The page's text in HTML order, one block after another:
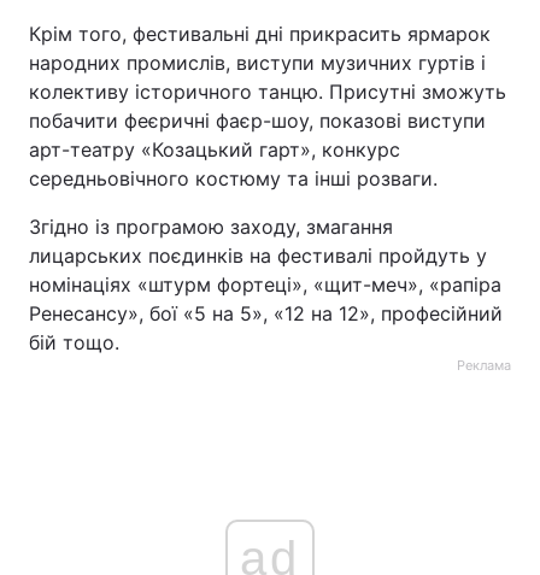
Крім того, фестивальні дні прикрасить ярмарок
народних промислів, виступи музичних гуртів і
колективу історичного танцю. Присутні зможуть
побачити феєричні фаєр-шоу, показові виступи
арт-театру «Козацький гарт», конкурс
середньовічного костюму та інші розваги.
Згідно із програмою заходу, змагання
лицарських поєдинків на фестивалі пройдуть у
номінаціях «штурм фортеці», «щит-меч», «рапіра
Ренесансу», бої «5 на 5», «12 на 12», професійний
бій тощо.
Реклама
ad